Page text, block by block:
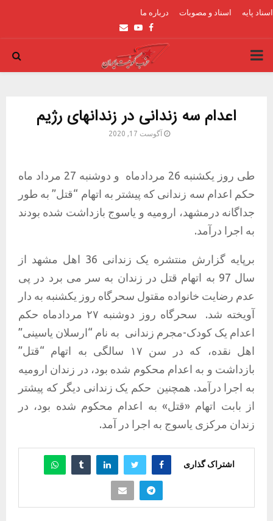
اسناد پایه اسناد و مصوبات درباره ما
Facebook
Youtube
Email
PRIMARY
اعدام سه زندانی در زندانهای رژیم
آگوست 17, 2020
طی روز یکشنبه 26 مردادماه
و دوشنبه 27 مرداد ماه
حکم اعدام سه زندانی که پیشتر به اتهام “قتل” به طور
جداگانه درمشهد، ارومیه و یاسوج بازداشت شده بودند
به اجرا درآمد.
برپایه گزارش منتشره یک زندانی 36 اهل مشهد از
سال 97 به اتهام قتل در زندان به سر می برد در پی
عدم رضایت خانواده مقتول سحرگاه روز یکشنبه به دار
آویخته شد.
سحرگاه روز دوشنبه ۲۷ مردادماه حکم
اعدام یک کودک-مجرم زندانی به نام “ارسلان یاسینی”
اهل نقده، که در سن ۱۷ سالگی به اتهام “قتل”
بازداشت و به اعدام محکوم شده بود، در زندان ارومیه
به اجرا درآمد. همچنین حکم یک زندانی دیگر که پیشتر
از بابت اتهام «قتل» به اعدام محکوم شده بود، در
زندان مرکزی یاسوج به اجرا در آمد.
اشتراک گذاری